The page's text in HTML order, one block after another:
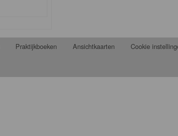
Praktijkboeken Ansichtkaarten Cookie